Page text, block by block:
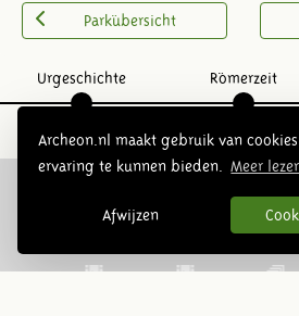
Archeon.nl maakt gebruik van
ervaring te kunnen bieden.
Meer
Afwijzen
Parkübersicht
Urgeschichte Römerzeit
Folge